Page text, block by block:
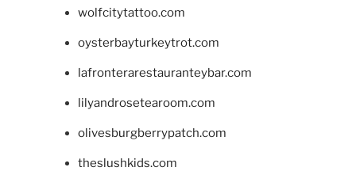
wolfcitytattoo.com
oysterbayturkeytrot.com
lafronterarestauranteybar.com
lilyandrosetearoom.com
olivesburgberrypatch.com
theslushkids.com